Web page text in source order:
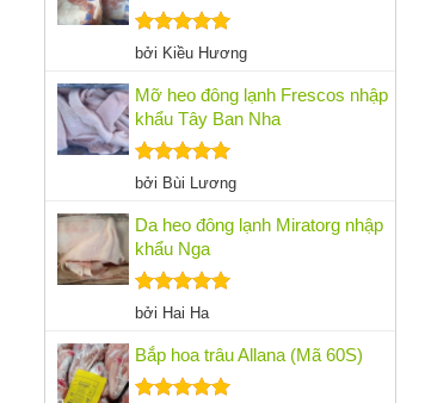
Được xếp
sao
bởi Kiều Hương
Mỡ heo đông lạnh Frescos nhập
khẩu Tây Ban Nha
Được xếp
sao
bởi Bùi Lương
Da heo đông lạnh Miratorg nhập
khẩu Nga
Được xếp
sao
bởi Hai Ha
Bắp hoa trâu Allana (Mã 60S)